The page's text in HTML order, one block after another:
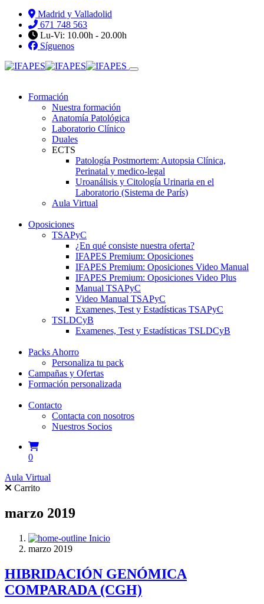
Madrid y Valladolid
671 748 563
Lu-Vi: 10.00h - 20.00h
Síguenos
Formación
Nuestra formación
Anatomía Patológica
Laboratorio Clínico
Duales
ECTS
Patología Postmortem: Autopsia Clínica,
Perinatal y medico-legal
Uroanálisis y Citología Urinaria en el
Laboratorio (Sistema de París)
Aula Virtual
Oposiciones
TSAPyC
¿En qué consiste nuestra oferta?
IFAPES Premium: Oposiciones
IFAPES Premium: Oposiciones Video Manual
IFAPES Premium: Oposiciones Video Plus
Manual TSAPyC
Video Manual TSAPyC
Examenes, Test y Estadísticas TSAPyC
TSLDCyB
Examenes, Test y Estadísticas TSLDCyB
Packs Ahorro
Personaliza tu pack
Campañas y Ofertas
Formación personalizada
Contacto
Contacta con nosotros
Nuestros Socios
0
Aula Virtual
Carrito
marzo 2019
Inicio
marzo 2019
HIBRIDACIÓN GENÓMICA
COMPARADA (CGH)